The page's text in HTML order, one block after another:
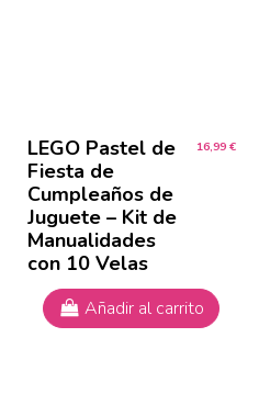
LEGO Pastel de
Fiesta de
Cumpleaños de
Juguete – Kit de
Manualidades
con 10 Velas
16,99 €
Añadir al carrito